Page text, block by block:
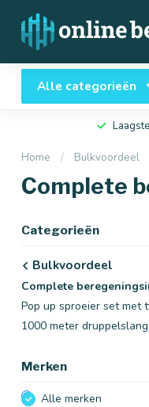
Alle categorieën
Laagste
Home / Bulkvoordeel
Complete
Categorieën
Bulkvoordeel
Complete
Pop up sproeier set met
1000 meter druppelslang
Merken
Alle merken